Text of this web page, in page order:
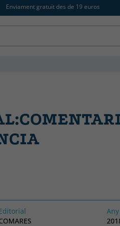
Enviament gratuït des de 19 euros